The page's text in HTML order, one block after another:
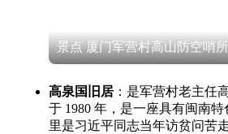
景点 厦门军营村高山防空哨所
高泉国旧居 ：是军营村老主任
于 1980 年，是一座具有闽南
里是习近平同志当年访贫问苦